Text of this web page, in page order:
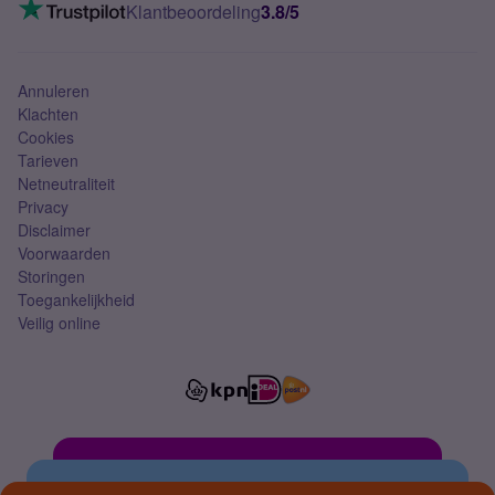
Mobiel abonnement
Klantbeoordeling3.8/5
Annuleren
Klachten
Cookies
Tarieven
Netneutraliteit
Privacy
Disclaimer
Voorwaarden
Storingen
Toegankelijkheid
Veilig online